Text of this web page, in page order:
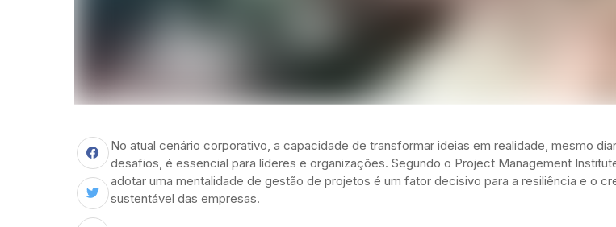
No atual cenário corporativo, a capacidade de transformar ideias em realidade, mesmo
desafios, é essencial para líderes e organizações. Segundo o Project Management
adotar uma mentalidade de gestão de projetos é um fator decisivo para a resiliência e o
sustentável das empresas.